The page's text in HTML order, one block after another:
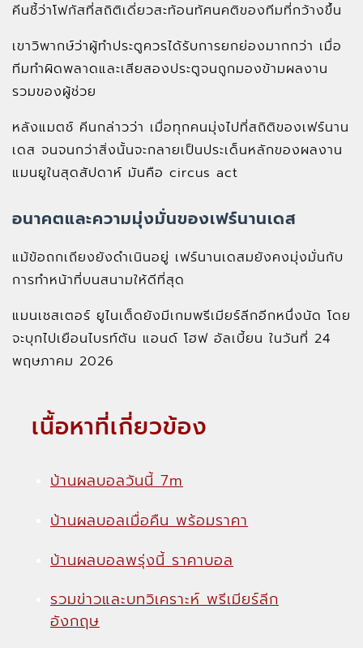
คีนชี้ว่าโฟกัสที่สถิติเดี่ยวสะท้อนทัศนคติของทีมที่กว้างขึ้น
เขาวิพากษ์ว่าผู้ทำประตูควรได้รับการยกย่องมากกว่า เมื่อ
ทีมทำผิดพลาดและเสียสองประตูจนถูกมองข้ามผลงาน
รวมของผู้ช่วย
หลังแมตช์ คีนกล่าวว่า เมื่อทุกคนมุ่งไปที่สถิติของเฟร์นาน
เดส จนจนกว่าสิ่งนั้นจะกลายเป็นประเด็นหลักของผลงาน
แมนยูในสุดสัปดาห์ มันคือ circus act
อนาคตและความมุ่งมั่นของเฟร์นานเดส
แม้ข้อถกเถียงยังดำเนินอยู่ เฟร์นานเดสมยังคงมุ่งมั่นกับ
การทำหน้าที่บนสนามให้ดีที่สุด
แมนเชสเตอร์ ยูไนเต็ดยังมีเกมพรีเมียร์ลีกอีกหนึ่งนัด โดย
จะบุกไปเยือนไบรท์ตัน แอนด์ โฮฟ อัลเบี้ยน ในวันที่ 24
พฤษภาคม 2026
เนื้อหาที่เกี่ยวข้อง
บ้านผลบอลวันนี้ 7m
บ้านผลบอลเมื่อคืน พร้อมราคา
บ้านผลบอลพรุ่งนี้ ราคาบอล
รวมข่าวและบทวิเคราะห์ พรีเมียร์ลีก
อังกฤษ